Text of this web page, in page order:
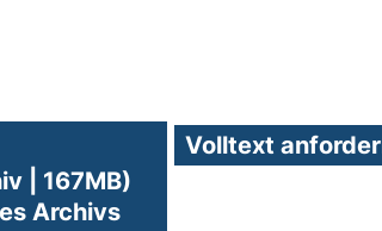
| 167MB)
Archivs